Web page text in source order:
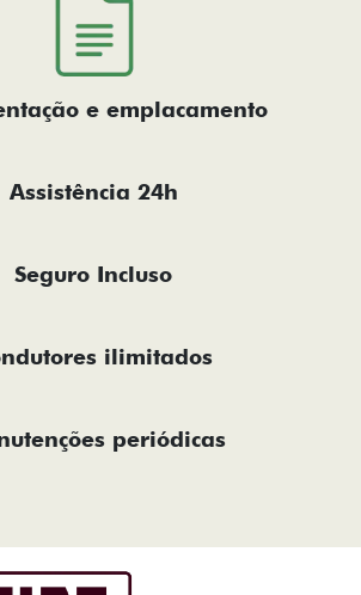
e emplacamento
Assistência 24h
Seguro Incluso
ilimitados
periódicas